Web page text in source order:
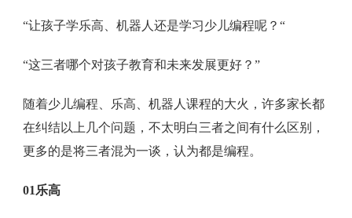
“让孩子学乐高、机器人还是学习少儿编程呢？“
“这三者哪个对孩子教育和未来发展更好？”
随着少儿编程、乐高、机器人课程的大火，许多家长都
在纠结以上几个问题，不太明白三者之间有什么区别，
更多的是将三者混为一谈，认为都是编程。
01乐高